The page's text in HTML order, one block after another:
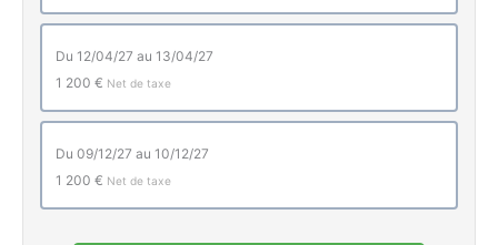
du 12/04/27 au 13/04/27
1 200 € Net de taxe
du 09/12/27 au 10/12/27
1 200 € Net de taxe